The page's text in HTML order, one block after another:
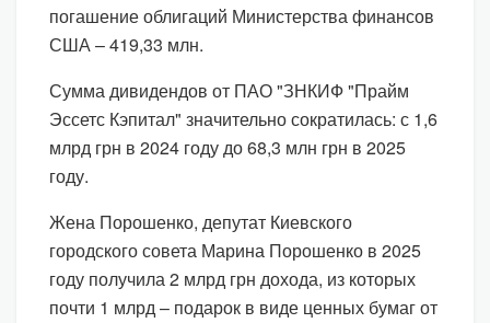
погашение облигаций Министерства финансов
США – 419,33 млн.
Сумма дивидендов от ПАО "ЗНКИФ "Прайм
Эссетс Кэпитал" значительно сократилась: с 1,6
млрд грн в 2024 году до 68,3 млн грн в 2025
году.
Жена Порошенко, депутат Киевского
городского совета Марина Порошенко в 2025
году получила 2 млрд грн дохода, из которых
почти 1 млрд – подарок в виде ценных бумаг от